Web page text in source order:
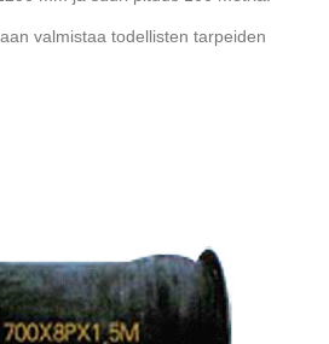
valmistaa todellisten tarpeiden